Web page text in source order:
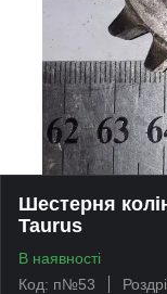
Шестерня
Taurus
В наявності
Код: п№53